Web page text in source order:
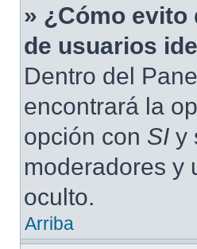
» ¿Cómo evito
de usuarios
Dentro del
encontrará la
opción con SI y
moderadores y
oculto.
Arriba